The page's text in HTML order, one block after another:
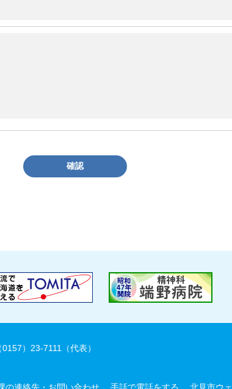
確認
）23-7111（代表）